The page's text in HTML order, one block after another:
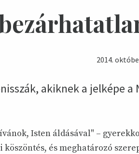
2014.
akiknek a jelképe
Isten áldásával" –
és meghatározó